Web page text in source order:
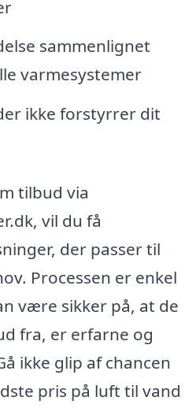
sammenlignet
varmesystemer
ikke forstyrrer dit
tilbud via
vil du få
der passer til
Processen er enkel
være sikker på, at de
fra, er erfarne og
ikke glip af chancen
pris på luft til vand